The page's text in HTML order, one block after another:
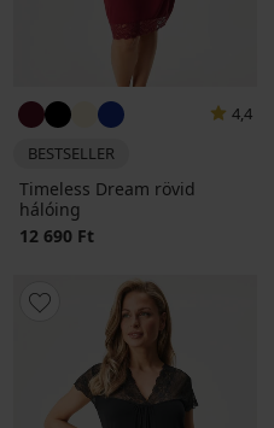
4,4
BESTSELLER
Timeless Dream rövid
hálóing
12 690 Ft